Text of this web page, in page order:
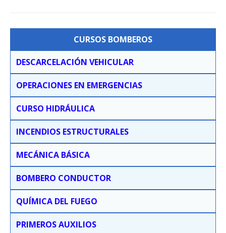
CURSOS BOMBEROS
DESCARCELACIÓN VEHICULAR
OPERACIONES EN EMERGENCIAS
CURSO HIDRÁULICA
INCENDIOS ESTRUCTURALES
MECÁNICA BÁSICA
BOMBERO CONDUCTOR
QUÍMICA DEL FUEGO
PRIMEROS AUXILIOS